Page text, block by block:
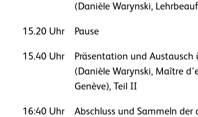
(Danièle Warynski,
15.20 Uhr Pause
15.40 Uhr
Präsentation und
(Danièle Warynski, Maître
Genève), Teil II
16:40 Uhr Abschluss und Sammeln